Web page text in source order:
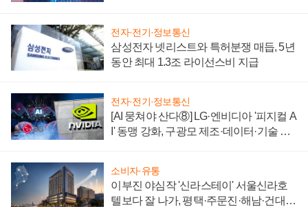
전자·전기·정보통신
삼성전자 넷리스트와 특허분쟁 매듭, 5년
동안 최대 1.3조 라이선스비 지급
전자·전기·정보통신
[AI 뭉쳐야 산다⑧] LG·엔비디아 '피지컬 A
I' 동맹 강화, 구광모 제조·데이터·기술 결
소비자·유통
이부진 야심작 '신라스테이' 서울신라호
텔보다 잘 나가, 평택·주문진·해남·건대로